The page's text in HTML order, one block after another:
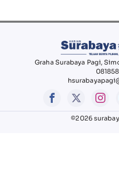
Graha Surabaya Pagi,
©2026